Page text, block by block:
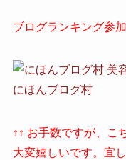
ブログランキング参加
にほんブログ村
↑↑ お手数ですが、こ
大変嬉しいです。宜